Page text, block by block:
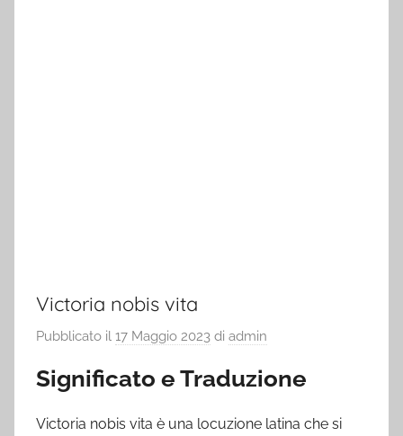
Victoria nobis vita
Pubblicato il 17 Maggio 2023 di admin
Significato e Traduzione
Victoria nobis vita è una locuzione latina che si